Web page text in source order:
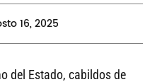
16, 2025
del Estado, cabildos de